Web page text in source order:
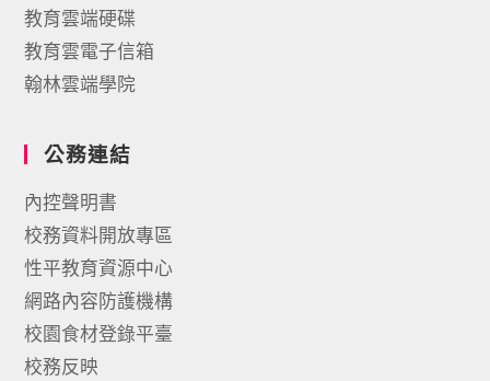
教育雲端硬碟
教育雲電子信箱
翰林雲端學院
公務連結
內控聲明書
校務資料開放專區
性平教育資源中心
網路內容防護機構
校園食材登錄平臺
校務反映